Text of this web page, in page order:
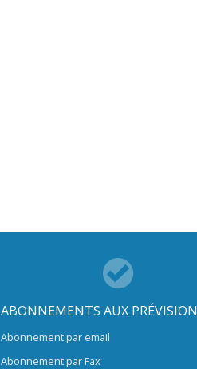
ABONNEMENTS AUX
Abonnement par email
Abonnement par Fax